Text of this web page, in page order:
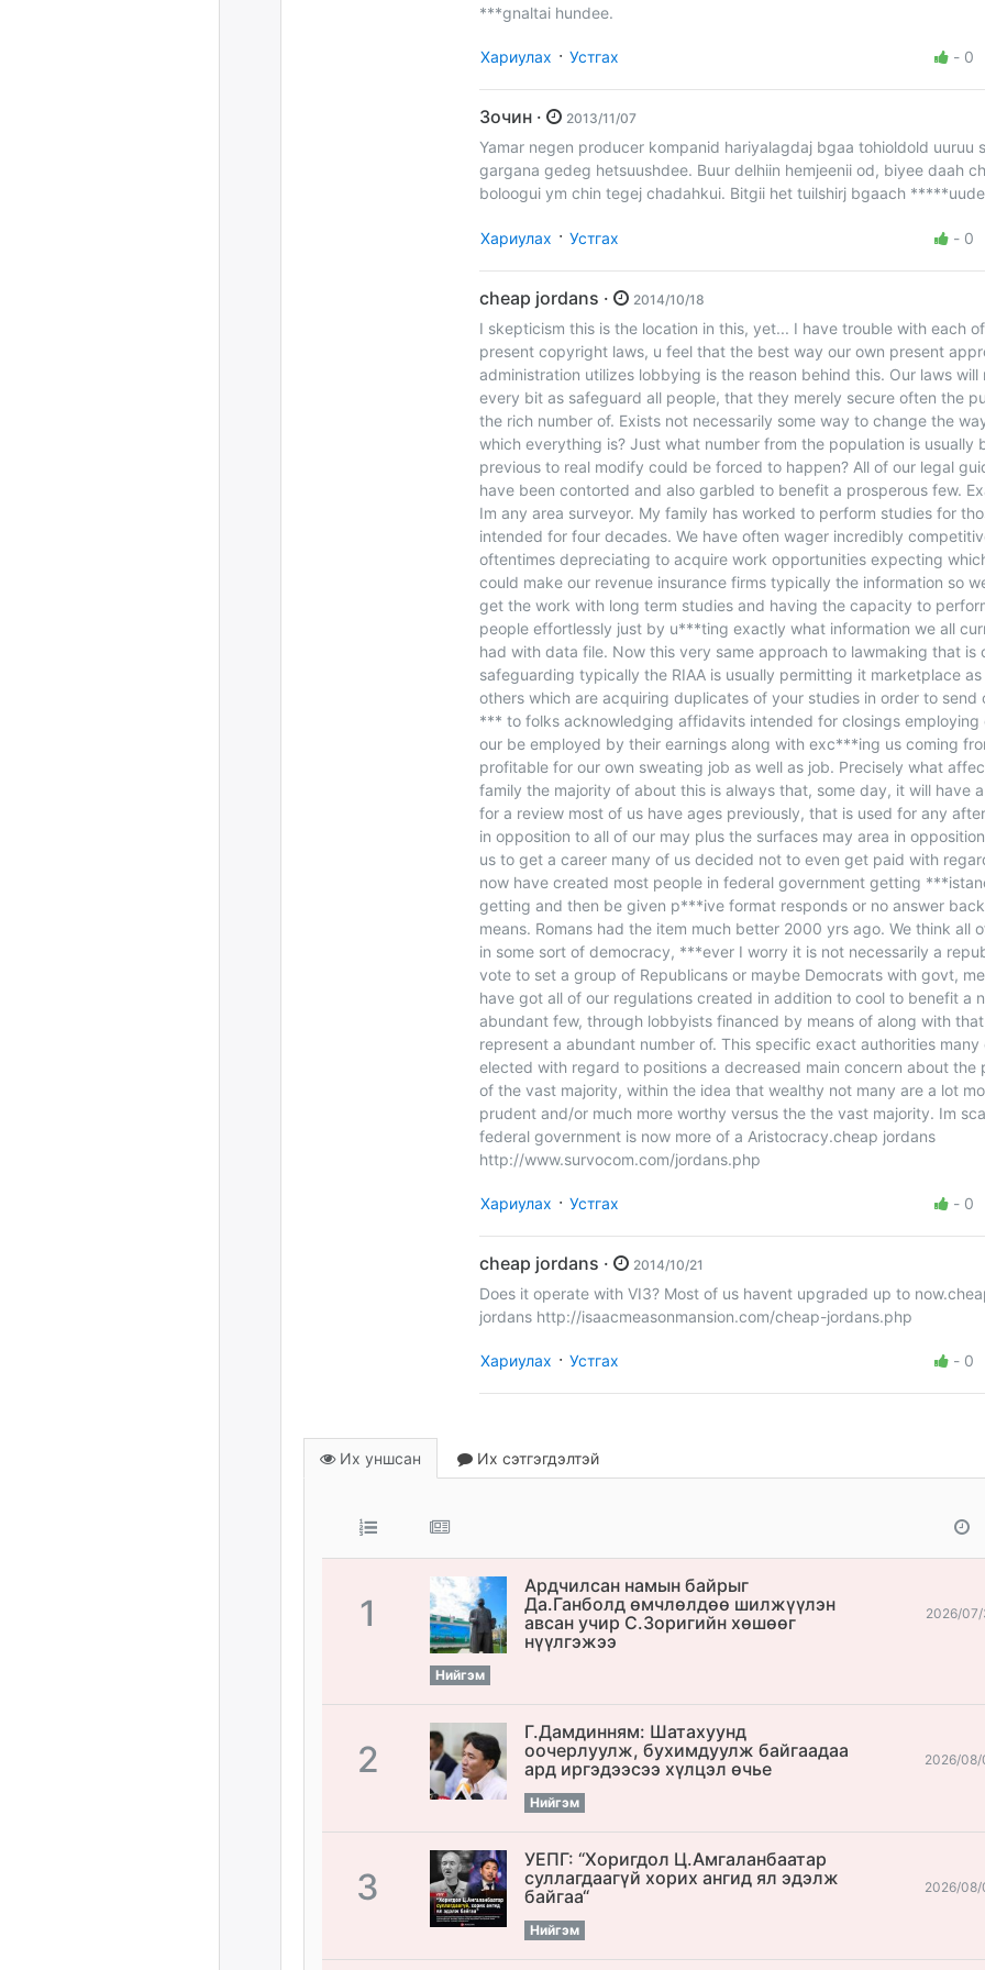
***gnaltai hundee.
Хариулах · Устгах - 0
Зочин · 2013/11/07
Yamar negen producer kompanid hariyalagdaj bgaa tohioldold uuruu
gargana gedeg hetsuushdee. Buur delhiin hemjeenii od, biyee daah
boloogui ym chin tegej chadahkui. Bitgii het tuilshirj bgaach
Хариулах · Устгах - 0
cheap jordans · 2014/10/18
I skepticism this is the location in this, yet... I have trouble with each
present copyright laws, u feel that the best way our own present
administration utilizes lobbying is the reason behind this. Our laws will
every bit as safeguard all people, that they merely secure often the
the rich number of. Exists not necessarily some way to change the
which everything is? Just what number from the population is usually
previous to real modify could be forced to happen? All of our legal
have been contorted and also garbled to benefit a prosperous few.
Im any area surveyor. My family has worked to perform studies for
intended for four decades. We have often wager incredibly
oftentimes depreciating to acquire work opportunities expecting
could make our revenue insurance firms typically the information so
get the work with long term studies and having the capacity to
people effortlessly just by u***ting exactly what information we all
had with data file. Now this very same approach to lawmaking that is
safeguarding typically the RIAA is usually permitting it marketplace as
others which are acquiring duplicates of your studies in order to send
*** to folks acknowledging affidavits intended for closings employing
our be employed by their earnings along with exc***ing us coming
profitable for our own sweating job as well as job. Precisely what
family the majority of about this is always that, some day, it will have
for a review most of us have ages previously, that is used for any
in opposition to all of our may plus the surfaces may area in
us to get a career many of us decided not to even get paid with
now have created most people in federal government getting
getting and then be given p***ive format responds or no answer
means. Romans had the item much better 2000 yrs ago. We think all
in some sort of democracy, ***ever I worry it is not necessarily a
vote to set a group of Republicans or maybe Democrats with govt,
have got all of our regulations created in addition to cool to benefit a
abundant few, through lobbyists financed by means of along with that
represent a abundant number of. This specific exact authorities many
elected with regard to positions a decreased main concern about the
of the vast majority, within the idea that wealthy not many are a lot
prudent and/or much more worthy versus the the vast majority. Im
federal government is now more of a Aristocracy.cheap jordans
http://www.survocom.com/jordans.php
Хариулах · Устгах - 0
cheap jordans · 2014/10/21
Does it operate with VI3? Most of us havent upgraded up to
jordans http://isaacmeasonmansion.com/cheap-jordans.php
Хариулах · Устгах - 0
Их уншсан Их сэтгэгдэлтэй
1
Ардчилсан намын байрыг
Да.Ганболд өмчлөлдөө шилжүүлэн
авсан учир С.Зоригийн хөшөөг
нүүлгэжээ
Нийгэм
2026/07/
2
Г.Дамдинням: Шатахуунд
оочерлуулж, бухимдуулж байгаадаа
ард иргэдээсээ хүлцэл өчье
Нийгэм
2026/08/
3
УЕПГ: “Хоригдол Ц.Амгаланбаатар
cуллагдаагүй хорих ангид ял эдэлж
байгаа“
Нийгэм
2026/08/